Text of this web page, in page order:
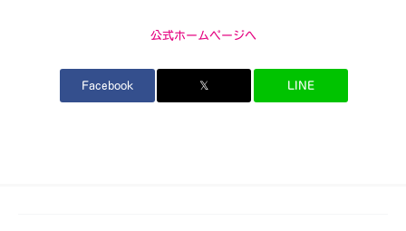
公式ホームページへ
Facebook 𝕏 LINE